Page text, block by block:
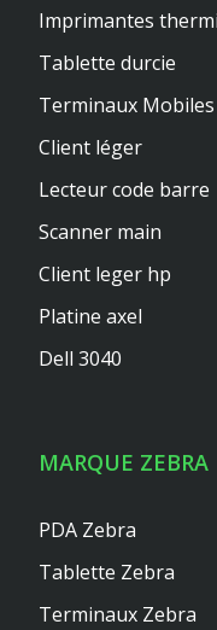
Imprimantes
Tablette durcie
Terminaux Mobiles
Client léger
Lecteur code barre
Scanner main
Client leger hp
Platine axel
Dell 3040
MARQUE ZEBRA
PDA Zebra
Tablette Zebra
Terminaux Zebra